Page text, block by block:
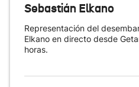
Sebastián Elkano
Representación del
Elkano en directo desde
horas.